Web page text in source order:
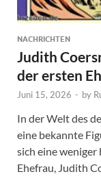
NACHRICHTEN
Judith
der ersten
Juni 15, 2026 - by
In der Welt des
eine bekannte
sich eine weniger
Ehefrau, Judith